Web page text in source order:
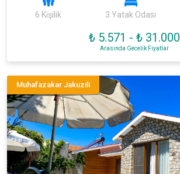
6 Kişilik 3 Yatak Odası
₺ 5.571 - ₺ 31.000
Arasında Gecelik Fiyatlar
Muhafazakar Jakuzili